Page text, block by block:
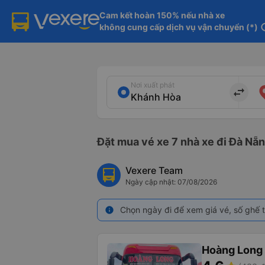
Cam kết hoàn 150% nếu nhà xe
không cung cấp dịch vụ vận chuyển (*)
Nơi xuất phát
import_export
Đặt mua vé xe 7 nhà xe đi Đà
Vexere Team
Ngày cập nhật: 07/08/2026
info Chọn ngày đi để xem giá vé, số
Hoàng